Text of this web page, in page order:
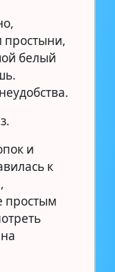
простыни,
белый
и
к
простым